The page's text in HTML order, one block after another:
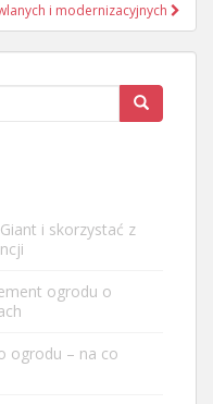
i modernizacyjnych
i skorzystać z
ogrodu o
ogrodu – na co